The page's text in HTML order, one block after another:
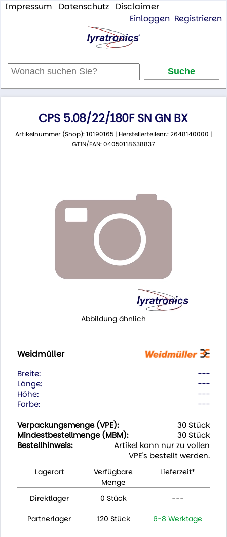
Impressum Datenschutz
Disclaimer
Einloggen Registrieren
CPS 5.08/22/180F SN GN BX
Artikelnummer (Shop): 10190165 | Herstellerteilenr.: 2648140000 |
GTIN/EAN: 04050118638837
Abbildung ähnlich
Weidmüller
Breite:
---
Länge:
---
Höhe:
---
Farbe:
---
Verpackungsmenge (VPE):
30 Stück
Mindestbestellmenge (MBM):
30 Stück
Bestellhinweis:
Artikel kann nur zu vollen
VPE's bestellt werden.
Lagerort
Verfügbare
Menge
Lieferzeit*
Direktlager 0 Stück ---
Partnerlager 120 Stück 6-8 Werktage